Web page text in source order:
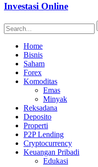
Investasi Online
Home
Bisnis
Saham
Forex
Komoditas
Emas
Minyak
Reksadana
Deposito
Properti
P2P Lending
Cryptocurrency
Keuangan Pribadi
Edukasi